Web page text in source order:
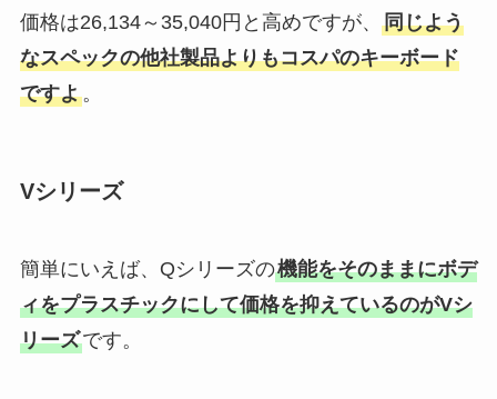
価格は26,134～35,040円と高めですが、 同じよう
なスペックの他社製品よりもコスパのキーボード
ですよ。
Vシリーズ
簡単にいえば、Qシリーズの機能をそのままにボデ
ィをプラスチックにして価格を抑えているのがVシ
リーズです。